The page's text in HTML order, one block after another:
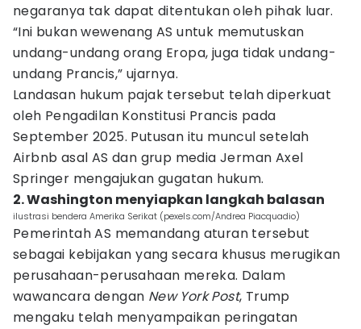
negaranya tak dapat ditentukan oleh pihak luar.
“Ini bukan wewenang AS untuk memutuskan
undang-undang orang Eropa, juga tidak undang-
undang Prancis,” ujarnya.
Landasan hukum pajak tersebut telah diperkuat
oleh Pengadilan Konstitusi Prancis pada
September 2025. Putusan itu muncul setelah
Airbnb asal AS dan grup media Jerman Axel
Springer mengajukan gugatan hukum.
2. Washington menyiapkan langkah balasan
ilustrasi bendera Amerika Serikat (pexels.com/Andrea Piacquadio)
Pemerintah AS memandang aturan tersebut
sebagai kebijakan yang secara khusus merugikan
perusahaan-perusahaan mereka. Dalam
wawancara dengan New York Post, Trump
mengaku telah menyampaikan peringatan